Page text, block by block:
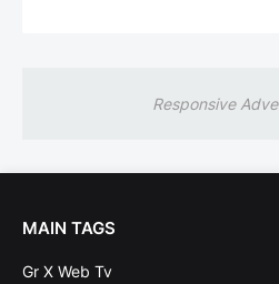
Responsive
MAIN TAGS
Gr X Web Tv